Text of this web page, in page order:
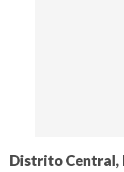
Distrito Central,